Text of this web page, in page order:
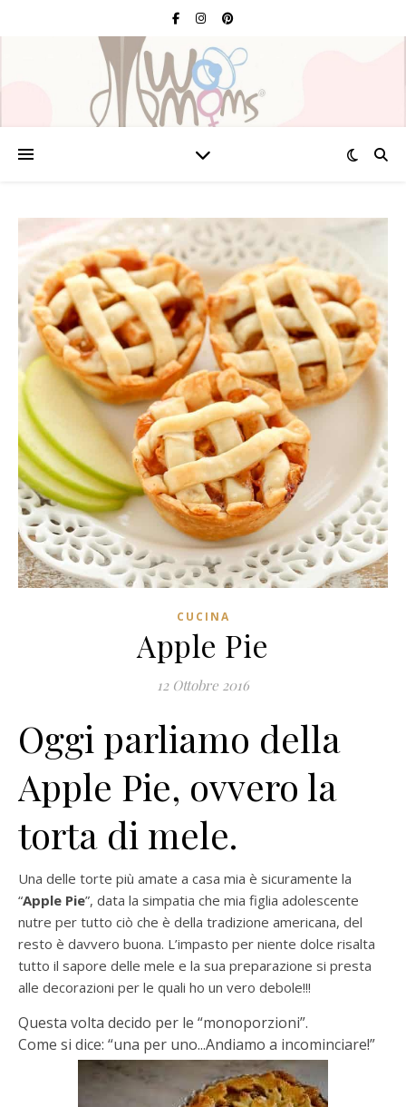
CUCINA
Apple Pie
12 Ottobre 2016
Oggi parliamo della
Apple Pie, ovvero la
torta di mele.
Una delle torte più amate a casa mia è sicuramente la
“Apple Pie”, data la simpatia che mia figlia adolescente
nutre per tutto ciò che è della tradizione americana, del
resto è davvero buona. L’impasto per niente dolce risalta
tutto il sapore delle mele e la sua preparazione si presta
alle decorazioni per le quali ho un vero debole!!!
Questa volta decido per le “monoporzioni”.
Come si dice: “una per uno...Andiamo a incominciare!”